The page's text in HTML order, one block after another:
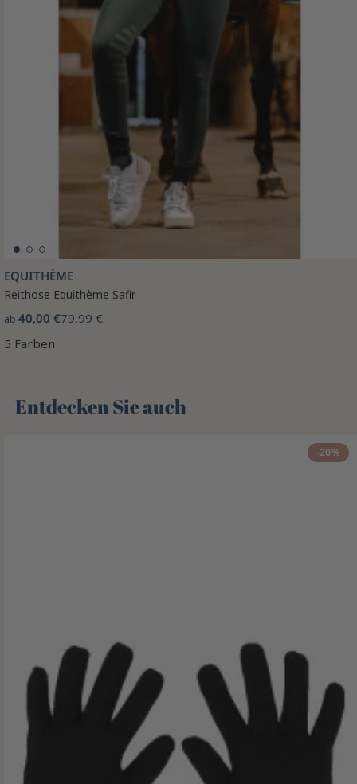
EQUITHÈME
Reithose Equithème Safir
ab 40,00 €79,99 €
5 Farben
Entdecken Sie auch 🌻
-20%